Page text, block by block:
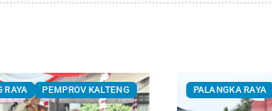
RAYA PEMPROV KALTENG PALANGKA RAYA